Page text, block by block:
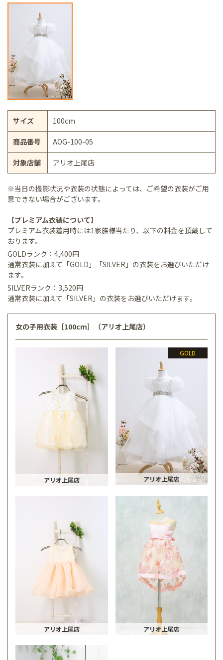
サイズ 100cm
商品番号 AOG-100-05
対象店舗 アリオ上尾店
※当日の撮影状況や衣装の状態によっては、ご希望の衣装がご用
意できない場合がございます。
【プレミアム衣装について】
プレミアム衣装着用時には1家族様当たり、以下の料金を頂戴して
おります。
GOLDランク：4,400円
通常衣装に加えて「GOLD」「SILVER」の衣装をお選びいただけ
ます。
SILVERランク：3,520円
通常衣装に加えて「SILVER」の衣装をお選びいただけます。
女の子用衣装［100cm］（アリオ上尾店）
アリオ上尾店
GOLD
アリオ上尾店
アリオ上尾店 アリオ上尾店